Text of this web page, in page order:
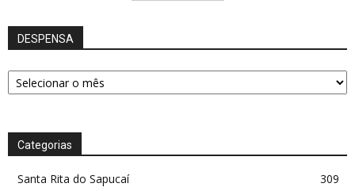
DESPENSA
DESPENSA
Categorias
Santa Rita do Sapucaí
309